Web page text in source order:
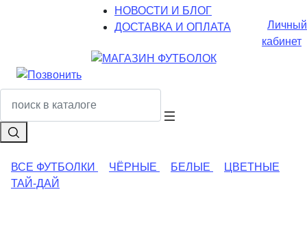
НОВОСТИ И БЛОГ
ДОСТАВКА И ОПЛАТА
Личный
кабинет
ВСЕ ФУТБОЛКИ ЧЁРНЫЕ БЕЛЫЕ
ЦВЕТНЫЕ
ТАЙ-ДАЙ